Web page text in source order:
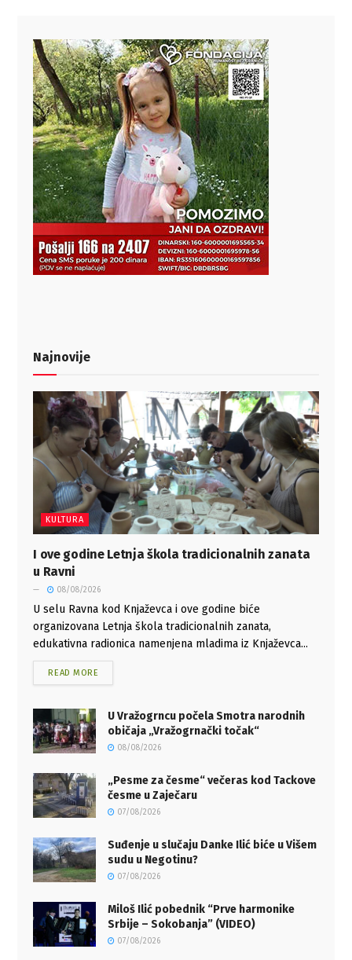
Najnovije
KULTURA
I ove godine Letnja škola tradicionalnih zanata
u Ravni
08/08/2026
U selu Ravna kod Knjaževca i ove godine biće
organizovana Letnja škola tradicionalnih zanata,
edukativna radionica namenjena mladima iz Knjaževca...
READ MORE
U Vražogrncu počela Smotra narodnih
običaja „Vražogrnački točak“
08/08/2026
„Pesme za česme“ večeras kod Tackove
česme u Zaječaru
07/08/2026
Suđenje u slučaju Danke Ilić biće u Višem
sudu u Negotinu?
07/08/2026
Miloš Ilić pobednik “Prve harmonike
Srbije – Sokobanja” (VIDEO)
07/08/2026